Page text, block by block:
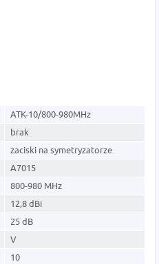
ATK-10/800-980MHz
brak
zaciski na symetryzatorze
A7015
800-980 MHz
12,8 dBi
25 dB
V
10